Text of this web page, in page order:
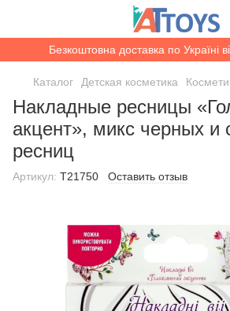
Безкоштовна доставка по Україні
Каталог Детская косметика
Накладные ресницы
акцент», микс черных и
ресниц
Артикул: T21750 Оставить отзыв